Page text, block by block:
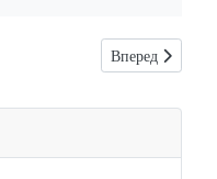
Одессы отмечают День
Следующий:
Вперед